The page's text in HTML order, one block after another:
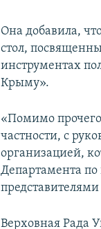
Она добавила,
стол,
инструментах
Крыму».
«Помимо
частности, с
организацией,
Департамента
Верховная Рада